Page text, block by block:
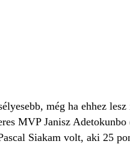
még ha ehhez lesz
MVP Janisz
Siakam volt, aki 25